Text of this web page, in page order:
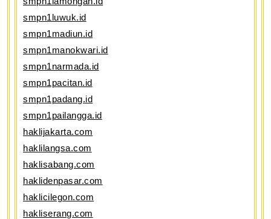
smpn1luwuk.id
smpn1madiun.id
smpn1manokwari.id
smpn1narmada.id
smpn1pacitan.id
smpn1padang.id
smpn1pailangga.id
haklijakarta.com
haklilangsa.com
haklisabang.com
haklidenpasar.com
haklicilegon.com
hakliserang.com